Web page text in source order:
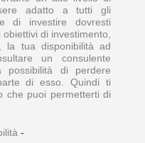
adatto a tutti gli
di investire dovresti
di investimento,
la tua disponibilità ad
un consulente
possibilità di perdere
di esso. Quindi ti
che puoi permetterti di
-